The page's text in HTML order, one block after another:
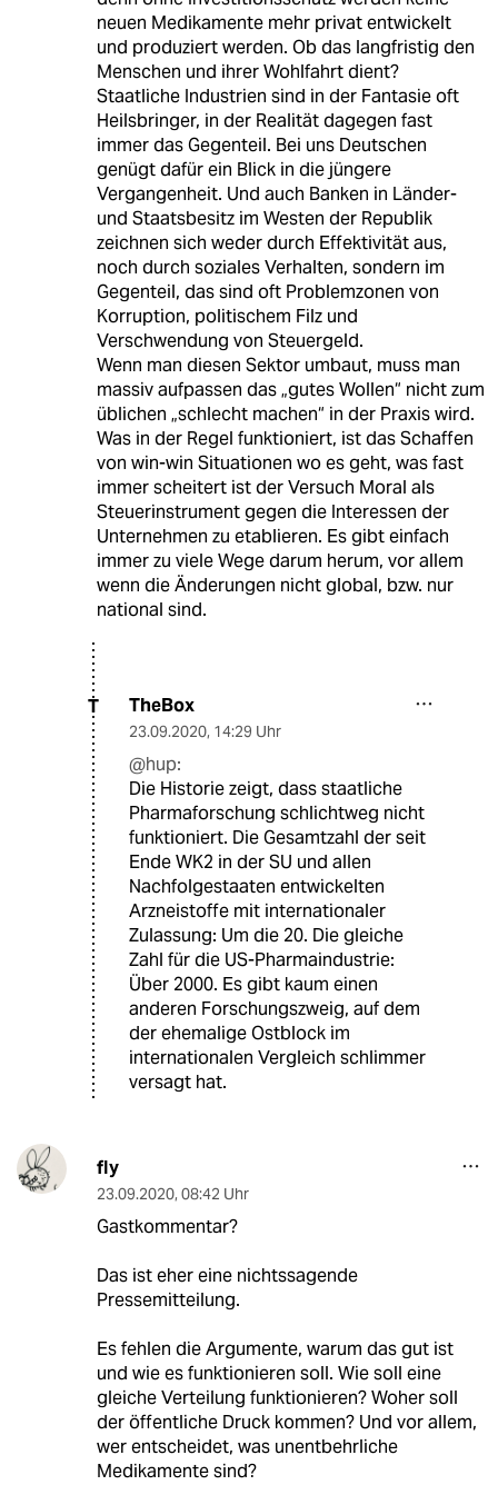
neuen Medikamente mehr privat entwickelt
und produziert werden. Ob das langfristig den
Menschen und ihrer Wohlfahrt dient?
Staatliche Industrien sind in der Fantasie oft
Heilsbringer, in der Realität dagegen fast
immer das Gegenteil. Bei uns Deutschen
genügt dafür ein Blick in die jüngere
Vergangenheit. Und auch Banken in Länder-
und Staatsbesitz im Westen der Republik
zeichnen sich weder durch Effektivität aus,
noch durch soziales Verhalten, sondern im
Gegenteil, das sind oft Problemzonen von
Korruption, politischem Filz und
Verschwendung von Steuergeld.
Wenn man diesen Sektor umbaut, muss man
massiv aufpassen das „gutes Wollen“ nicht zum
üblichen „schlecht machen“ in der Praxis wird.
Was in der Regel funktioniert, ist das Schaffen
von win-win Situationen wo es geht, was fast
immer scheitert ist der Versuch Moral als
Steuerinstrument gegen die Interessen der
Unternehmen zu etablieren. Es gibt einfach
immer zu viele Wege darum herum, vor allem
wenn die Änderungen nicht global, bzw. nur
national sind.
T TheBox
23.09.2020, 14:29 Uhr
@hup:
Die Historie zeigt, dass staatliche
Pharmaforschung schlichtweg nicht
funktioniert. Die Gesamtzahl der seit
Ende WK2 in der SU und allen
Nachfolgestaaten entwickelten
Arzneistoffe mit internationaler
Zulassung: Um die 20. Die gleiche
Zahl für die US-Pharmaindustrie:
Über 2000. Es gibt kaum einen
anderen Forschungszweig, auf dem
der ehemalige Ostblock im
internationalen Vergleich schlimmer
versagt hat.
fly
23.09.2020, 08:42 Uhr
Gastkommentar?
Das ist eher eine nichtssagende
Pressemitteilung.
Es fehlen die Argumente, warum das gut ist
und wie es funktionieren soll. Wie soll eine
gleiche Verteilung funktionieren? Woher soll
der öffentliche Druck kommen? Und vor allem,
wer entscheidet, was unentbehrliche
Medikamente sind?